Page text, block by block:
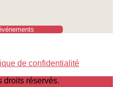
de confidentialité
droits réservés.